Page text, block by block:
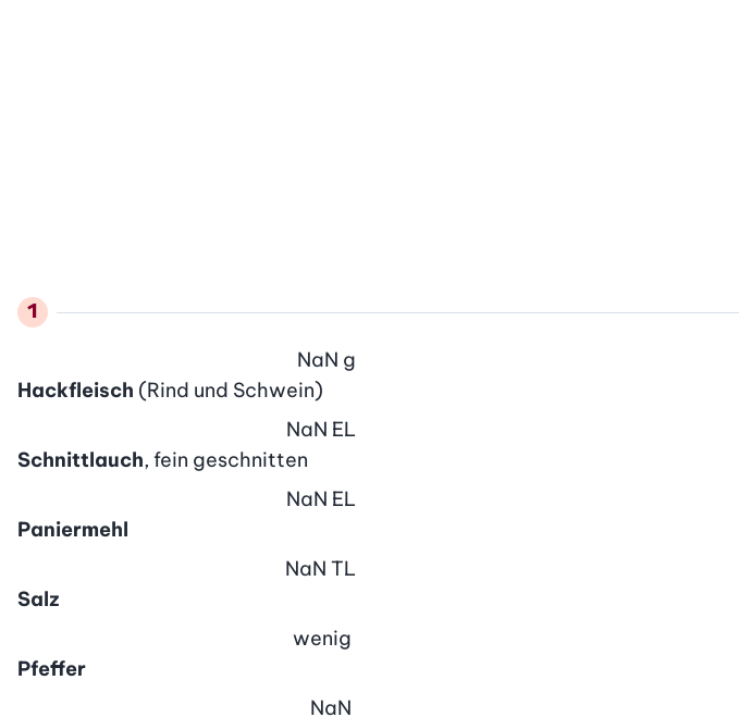
Hackfleisch (Rind und Schwein)
NaN g
Schnittlauch, fein geschnitten
NaN EL
Paniermehl
NaN EL
Salz
NaN TL
Pfeffer
wenig
NaN